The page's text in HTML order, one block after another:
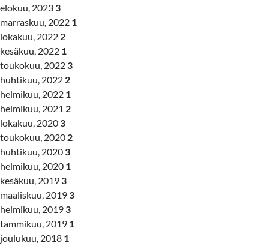
elokuu, 2023 3
marraskuu, 2022 1
lokakuu, 2022 2
kesäkuu, 2022 1
toukokuu, 2022 3
huhtikuu, 2022 2
helmikuu, 2022 1
helmikuu, 2021 2
lokakuu, 2020 3
toukokuu, 2020 2
huhtikuu, 2020 3
helmikuu, 2020 1
kesäkuu, 2019 3
maaliskuu, 2019 3
helmikuu, 2019 3
tammikuu, 2019 1
joulukuu, 2018 1